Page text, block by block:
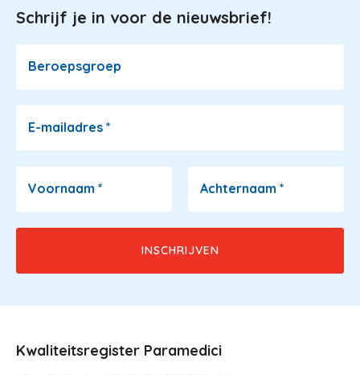
Image
Schrijf je in voor de nieuwsbrief!
Beroepsgroep
E-mailadres *
Voornaam * Achternaam *
Kwaliteitsregister Paramedici